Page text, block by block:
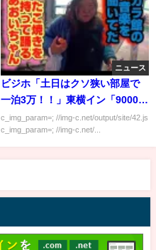
ニュース
ビジホ「土日はクソ狭い部屋で
一泊3万！！」東横イン「9000円
でいいよ」
c_img_param=; //img-c.net/output/site/42.js
c_img_param=; //img-c.net/...